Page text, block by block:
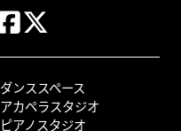
ダンススペース
アカペラスタジオ
ピアノスタジオ